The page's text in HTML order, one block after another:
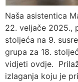
Naša asistentica
22. veljače 2025.,
stoljeća na 9.
grupa za 18.
vidjeti ovdje.
izlaganja koju je